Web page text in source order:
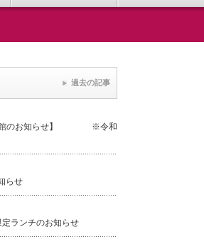
休館のお知らせ】 ※令和
らせ
ランチのお知らせ
過去の記事